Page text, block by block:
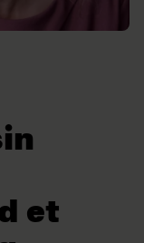
et